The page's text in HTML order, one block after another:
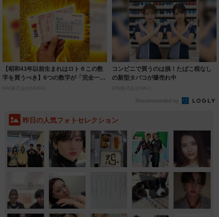
【昭和43年以前生まれはロト６この数
字を買うべき】6つの数字が「完全一
致」する方...
PR(株式会社MURA)
コンビニで買うのは損！たばこ税なし
の新型タバコが爆売れ中
PR(株式会社HAL)
Recommended by
昨日の人気フォトセレクション